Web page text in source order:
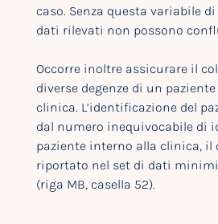
caso. Senza questa variabile
dati rilevati non possono
Occorre inoltre assicurare il
diverse degenze di un
clinica. L’identificazione del
dal numero inequivocabile di
paziente interno alla clinica, il
riportato nel set di dati minimi
(riga MB, casella 52).